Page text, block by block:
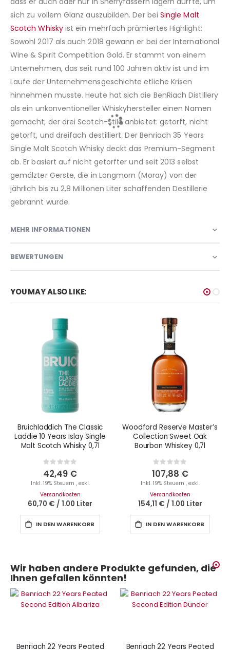
sich zu vollem Glanz auszubilden. Der bei Single Malt
Scotch Whiskyist ein mehrfach prämiertes Highlight:
Sowohl 2017 als auch 2018 gewann er bei der International
Wine & Spirit Competition Gold. Er stammt von einem
Unternehmen, das seit rund 100 Jahren aktiv ist und im
Laufe der Unternehmensgeschichte etliche Krisen
hinnehmen musste. Heute hat sich die BenRiach Distillery
als ein unkonventioneller Whiskyhersteller einen Namen
gemacht, der drei Scotch-Stile anbietet: getorft, nicht
getorft, und dreifach destilliert. Der Benriach 35 Years
Single Malt Scotch Whisky deckt das Premium-Segment
ab. Er basiert auf nicht getorfter und seit 2013 selbst
gemälzter Gerste, die in Longmorn (Moray) von der
jährlich bis zu 2,8 Millionen Liter schaffenden Destillerie
gebrannt wurde.
MEHR INFORMATIONEN
BEWERTUNGEN
YOU MAY ALSO LIKE:
Bruichladdich The Classic
Laddie 10 Years Islay Single
Malt Scotch Whisky 0,7l
Rating:
0%
42,49 €
Inkl. 19% Steuern , exkl.
Versandkosten
60,70 € / 1.00 Liter
IN DEN WARENKORB
Woodford Reserve Master’s
Collection Sweet Oak
Bourbon Whiskey 0,7l
Rating:
0%
107,88 €
Inkl. 19% Steuern , exkl.
Versandkosten
154,11 € / 1.00 Liter
IN DEN WARENKORB
Wir haben andere Produkte gefunden, die
Ihnen gefallen könnten!
Benriach 22 Years Peated
Benriach 22 Years Peated